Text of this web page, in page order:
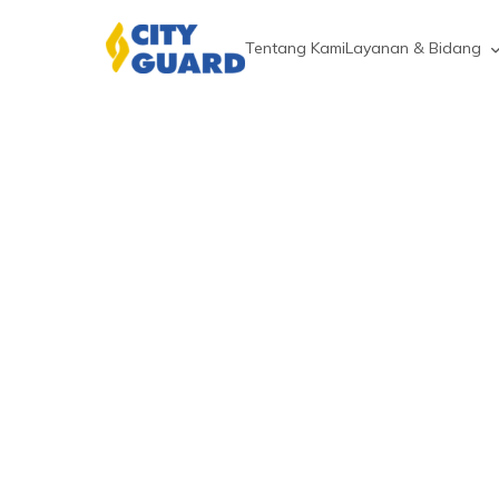
Tentang KamiLayanan & Bidang